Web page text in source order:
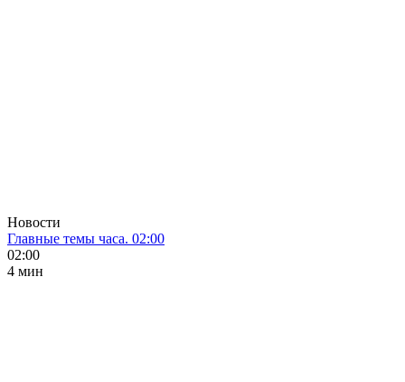
Новости
Главные темы часа. 02:00
02:00
4 мин